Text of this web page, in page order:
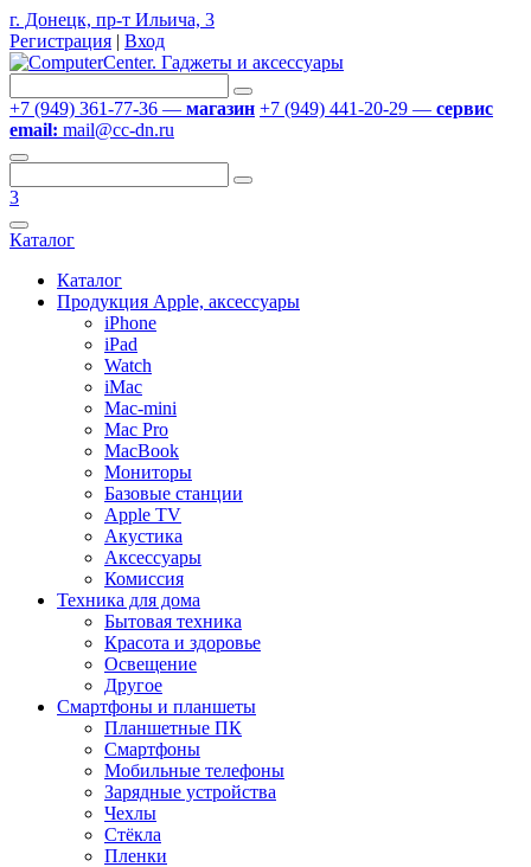
г. Донецк, пр-т Ильича, 3
Регистрация | Вход
+7 (949) 361-77-36 — магазин +7 (949) 441-20-29 — сервис
email: mail@cc-dn.ru
3
Каталог
Каталог
Продукция Apple, аксессуары
iPhone
iPad
Watch
iMac
Mac-mini
Mac Pro
MacBook
Мониторы
Базовые станции
Apple TV
Акустика
Аксессуары
Комиссия
Техника для дома
Бытовая техника
Красота и здоровье
Освещение
Другое
Смартфоны и планшеты
Планшетные ПК
Смартфоны
Мобильные телефоны
Зарядные устройства
Чехлы
Стёкла
Пленки